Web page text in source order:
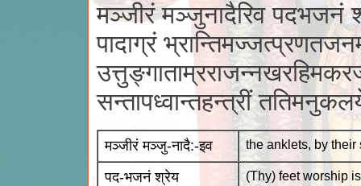
मञ्जीरं मञ्जुनादैरिव पदभजनं
पादाग्रं
सन्तापध्वान्तहन्त्रीं
मञ्जीरं मञ्जु-नादै:-इव the anklets, by their
पद-भजनं श्रेय (Thy) feet worship